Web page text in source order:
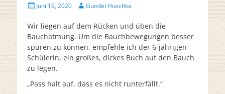
Veröffentlicht
Juni 19, 2020 AutorGundel Huschka
Wir liegen auf dem Rücken und üben die
Bauchatmung. Um die Bauchbewegungen besser
spüren zu können, empfehle ich der 6-jährigen
Schülerin, ein großes, dickes Buch auf den Bauch
zu legen.
„Pass halt auf, dass es nicht runterfällt.“